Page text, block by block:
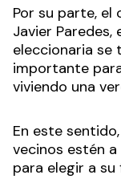
Por su parte, el
Javier
eleccionaria se
importante
viviendo una
En este
vecinos estén
para elegir a